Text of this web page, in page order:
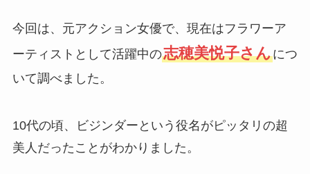
今回は、元アクション女優で、現在はフラワーア
ーティストとして活躍中の志穂美悦子さんにつ
いて調べました。
10代の頃、ビジンダーという役名がピッタリの超
美人だったことがわかりました。